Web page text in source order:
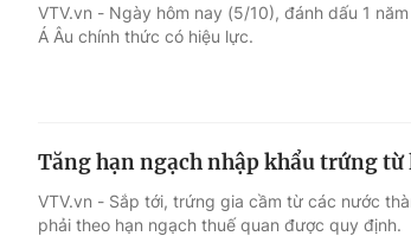
VTV.vn - Ngày hôm nay (5/10), đánh dấu 1
Á Âu chính thức có hiệu lực.
Tăng hạn ngạch nhập khẩu trứng
VTV.vn - Sắp tới, trứng gia cầm từ các nước
phải theo hạn ngạch thuế quan được quy định.